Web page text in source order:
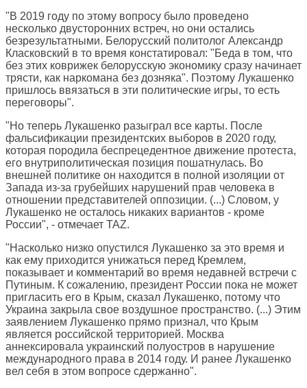
"В 2019 году по этому вопросу было проведено
несколько двусторонних встреч, но они остались
безрезультатными. Белорусский политолог Александр
Класковский в то время констатировал: "Беда в том, что
без этих коврижек белорусскую экономику сразу начинает
трясти, как наркомана без дозняка". Поэтому Лукашенко
пришлось ввязаться в эти политические игры, то есть
переговоры".
"Но теперь Лукашенко разыграл все карты. После
фальсификации президентских выборов в 2020 году,
которая породила беспрецедентное движение протеста,
его внутриполитическая позиция пошатнулась. Во
внешней политике он находится в полной изоляции от
Запада из-за грубейших нарушений прав человека в
отношении представителей оппозиции. (...) Словом, у
Лукашенко не осталось никаких вариантов - кроме
России", - отмечает TAZ.
"Насколько низко опустился Лукашенко за это время и
как ему приходится унижаться перед Кремлем,
показывает и комментарий во время недавней встречи с
Путиным. К сожалению, президент России пока не может
пригласить его в Крым, сказал Лукашенко, потому что
Украина закрыла свое воздушное пространство. (...) Этим
заявлением Лукашенко прямо признал, что Крым
является российской территорией. Москва
аннексировала украинский полуостров в нарушение
международного права в 2014 году. И ранее Лукашенко
вел себя в этом вопросе сдержанно".